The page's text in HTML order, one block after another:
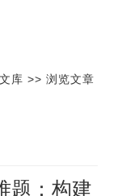
库 >> 浏览文章
题：构建